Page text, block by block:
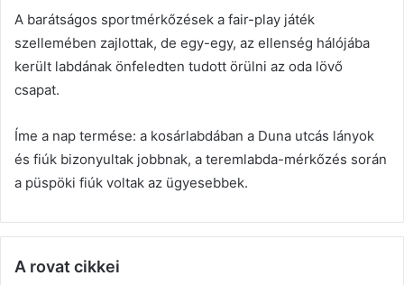
A barátságos sportmérkőzések a fair-play játék
szellemében zajlottak, de egy-egy, az ellenség hálójába
került labdának önfeledten tudott örülni az oda lövő
csapat.
Íme a nap termése: a kosárlabdában a Duna utcás lányok
és fiúk bizonyultak jobbnak, a teremlabda-mérkőzés során
a püspöki fiúk voltak az ügyesebbek.
A rovat cikkei